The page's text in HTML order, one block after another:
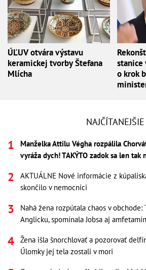
ÚĽUV otvára výstavu
keramickej tvorby Štefana
Mlícha
stanice
o krok
NAJČÍTANEJŠIE
Manželka Attilu Végha rozpálila
vyráža dych! TAKÝTO zadok sa len tak
AKTUÁLNE Nové informácie z
skončilo v nemocnici
Nahá žena rozpútala chaos v obchode:
Anglicku, spomínala Jobsa aj amfetamín
Žena išla šnorchlovať a pozorovať
Úlomky jej tela zostali v mori